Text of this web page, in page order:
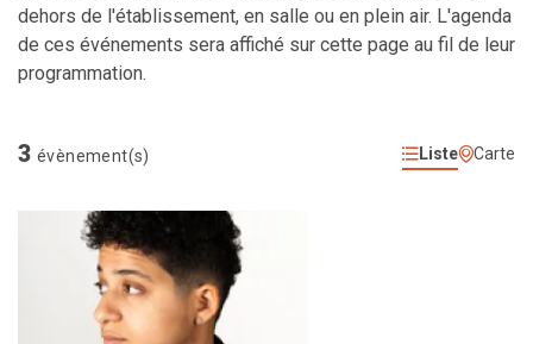
dehors de l'établissement, en salle ou en plein air. L'agenda
de ces événements sera affiché sur cette page au fil de leur
programmation.
3 évènement(s) Liste Carte